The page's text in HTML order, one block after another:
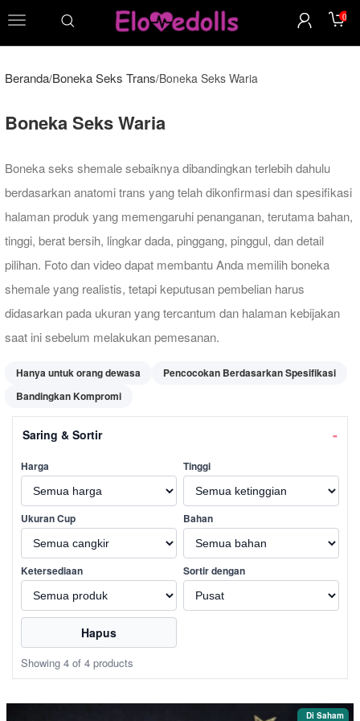
0
Beranda/Boneka Seks Trans/Boneka Seks Waria
Boneka Seks Waria
Boneka seks shemale sebaiknya dibandingkan terlebih dahulu
berdasarkan anatomi trans yang telah dikonfirmasi dan spesifikasi
halaman produk yang memengaruhi penanganan, terutama bahan,
tinggi, berat bersih, lingkar dada, pinggang, pinggul, dan detail
pilihan. Foto dan video dapat membantu Anda memilih boneka
shemale yang realistis, tetapi keputusan pembelian harus
didasarkan pada ukuran yang tercantum dan halaman kebijakan
saat ini sebelum melakukan pemesanan.
Hanya untuk orang dewasa
Pencocokan Berdasarkan Spesifikasi
Bandingkan Kompromi
Saring & Sortir
Harga Tinggi
Ukuran Cup Bahan
Ketersediaan Sortir dengan
Hapus
Showing 4 of 4 products
Di Saham